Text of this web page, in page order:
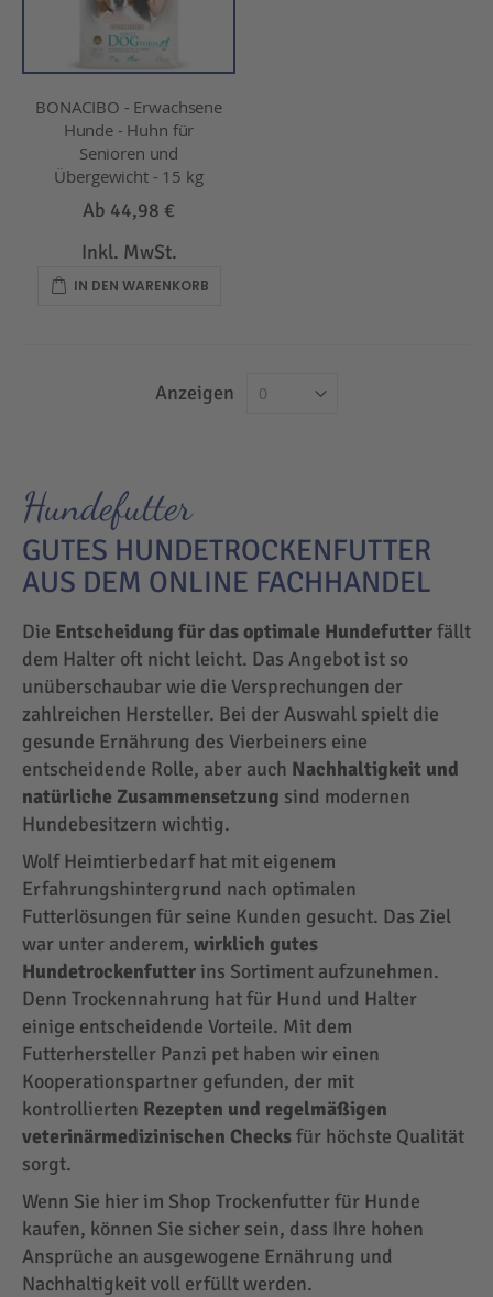
BONACIBO - Erwachsene
Hunde - Huhn für
Senioren und
Übergewicht - 15 kg
Ab 44,98 €
Inkl. MwSt.
IN DEN WARENKORB
Anzeigen
Hundefutter
GUTES HUNDETROCKENFUTTER
AUS DEM ONLINE FACHHANDEL
Die Entscheidung für das optimale Hundefutterfällt
dem Halter oft nicht leicht. Das Angebot ist so
unüberschaubar wie die Versprechungen der
zahlreichen Hersteller. Bei der Auswahl spielt die
gesunde Ernährung des Vierbeiners eine
entscheidende Rolle, aber auch Nachhaltigkeit und
natürliche Zusammensetzung sind modernen
Hundebesitzern wichtig.
Wolf Heimtierbedarf hat mit eigenem
Erfahrungshintergrund nach optimalen
Futterlösungen für seine Kunden gesucht. Das Ziel
war unter anderem, wirklich gutes
Hundetrockenfutter ins Sortiment aufzunehmen.
Denn Trockennahrung hat für Hund und Halter
einige entscheidende Vorteile. Mit dem
Futterhersteller Panzi pet haben wir einen
Kooperationspartner gefunden, der mit
kontrollierten Rezepten und regelmäßigen
veterinärmedizinischen Checksfür höchste Qualität
sorgt.
Wenn Sie hier im Shop Trockenfutter für Hunde
kaufen, können Sie sicher sein, dass Ihre hohen
Ansprüche an ausgewogene Ernährung und
Nachhaltigkeit voll erfüllt werden.